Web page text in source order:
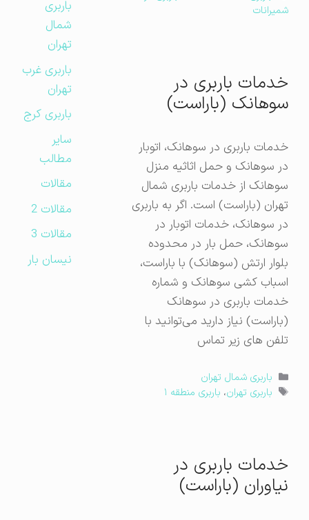
شمیرانات
خدمات باربری در
سوهانک (باراست)
خدمات باربری در سوهانک، اتوبار
در سوهانک و حمل اثاثیه منزل
سوهانک از خدمات باربری شمال
تهران (باراست) است. اگر به باربری
در سوهانک، خدمات اتوبار در
سوهانک، حمل بار در محدوده
بلوار ارتش (سوهانک) با باراست،
اسباب کشی سوهانک و شماره
خدمات باربری در سوهانک
(باراست) نیاز دارید می‌توانید با
تلفن های زیر تماس
دسته‌ها
باربری شمال تهران
برچسب‌ها
باربری تهران ،باربری منطقه ۱
خدمات باربری در
نیاوران (باراست)
باربری
شمال
تهران
باربری غرب
تهران
باربری کرج
مطالب
مقالات
مقالات 2
مقالات 3
نیسان بار